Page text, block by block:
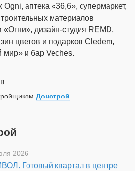
аптека «36,6», супермаркет,
материалов
дизайн-студия REMD,
цветов и подарков Cledem,
мир» и бар Veches.
Донстрой
2026
Готовый квартал в центре